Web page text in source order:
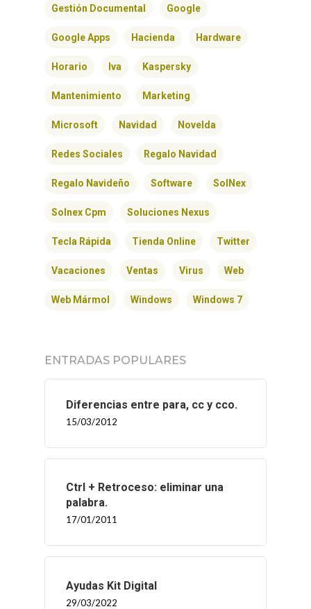
Gestión Documental Google
Google Apps Hacienda Hardware
Horario Iva Kaspersky
Mantenimiento Marketing
Microsoft Navidad Novelda
Redes Sociales Regalo Navidad
Regalo Navideño Software SolNex
Solnex Cpm Soluciones Nexus
Tecla Rápida Tienda Online Twitter
Vacaciones Ventas Virus Web
Web Mármol Windows Windows 7
ENTRADAS POPULARES
Diferencias entre para, cc y cco.
15/03/2012
Ctrl + Retroceso: eliminar una
palabra.
17/01/2011
Ayudas Kit Digital
29/03/2022